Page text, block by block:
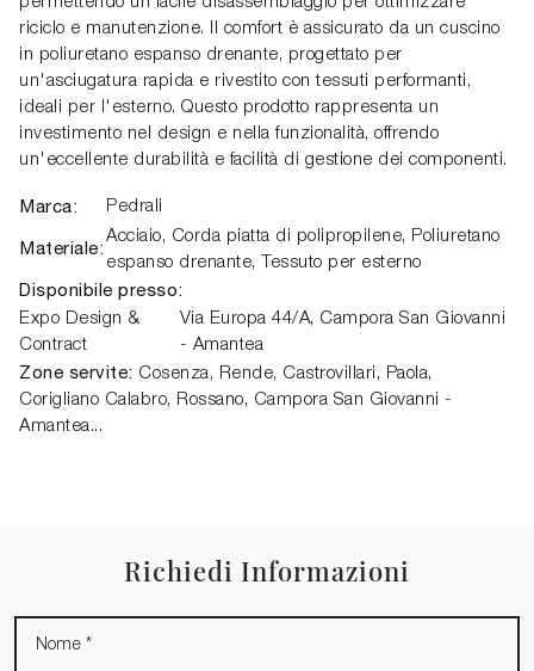
riciclo e manutenzione. Il comfort è assicurato da un cuscino
in poliuretano espanso drenante, progettato per
un'asciugatura rapida e rivestito con tessuti performanti,
ideali per l'esterno. Questo prodotto rappresenta un
investimento nel design e nella funzionalità, offrendo
un'eccellente durabilità e facilità di gestione dei componenti.
Marca: Pedrali
Materiale:
Acciaio, Corda piatta di polipropilene, Poliuretano
espanso drenante, Tessuto per esterno
Disponibile presso:
Expo Design &
Contract
Via Europa 44/A, Campora San Giovanni
- Amantea
Zone servite: Cosenza, Rende, Castrovillari, Paola,
Corigliano Calabro, Rossano, Campora San Giovanni -
Amantea...
Richiedi Informazioni